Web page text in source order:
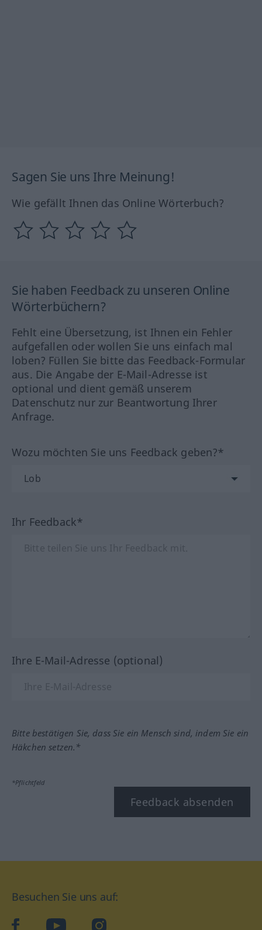
Sagen Sie uns Ihre Meinung!
Wie gefällt Ihnen das Online Wörterbuch?
Sie haben Feedback zu unseren Online
Wörterbüchern?
Fehlt eine Übersetzung, ist Ihnen ein Fehler
aufgefallen oder wollen Sie uns einfach mal
loben? Füllen Sie bitte das Feedback-Formular
aus. Die Angabe der E-Mail-Adresse ist
optional und dient gemäß unserem
Datenschutz nur zur Beantwortung Ihrer
Anfrage.
Wozu möchten Sie uns Feedback geben?*
Ihr Feedback*
Ihre E-Mail-Adresse (optional)
Bitte bestätigen Sie, dass Sie ein Mensch sind, indem Sie ein
Häkchen setzen.*
*Pflichtfeld
Feedback absenden
Besuchen Sie uns auf:
facebookYouTube Instagram